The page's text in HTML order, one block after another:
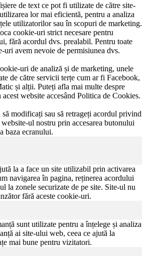
de text ce pot fi utilizate de către site-
lor mai eficientă, pentru a analiza
utilizatorilor sau în scopuri de marketing.
cookie-uri strict necesare pentru
fără acordul dvs. prealabil. Pentru toate
uri avem nevoie de permisiunea dvs.
uri de analiză și de marketing, unele
de către servicii terțe cum ar fi Facebook,
și alții. Puteți afla mai multe despre
website accesând Politica de Cookies.
modificați sau să retrageți acordul privind
ul nostru prin accesarea butonului
baza ecranului.
la a face un site utilizabil prin activarea
navigarea în pagina, reținerea acordului
la zonele securizate de pe site. Site-ul nu
fără aceste cookie-uri.
sunt utilizate pentru a înțelege și analiza
ai site-ului web, ceea ce ajută la
mai bune pentru vizitatori.